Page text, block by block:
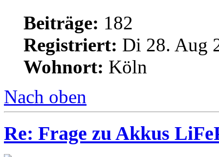
Beiträge: 182
Registriert: Di 28. Aug
Wohnort: Köln
Nach oben
Re: Frage zu Akkus